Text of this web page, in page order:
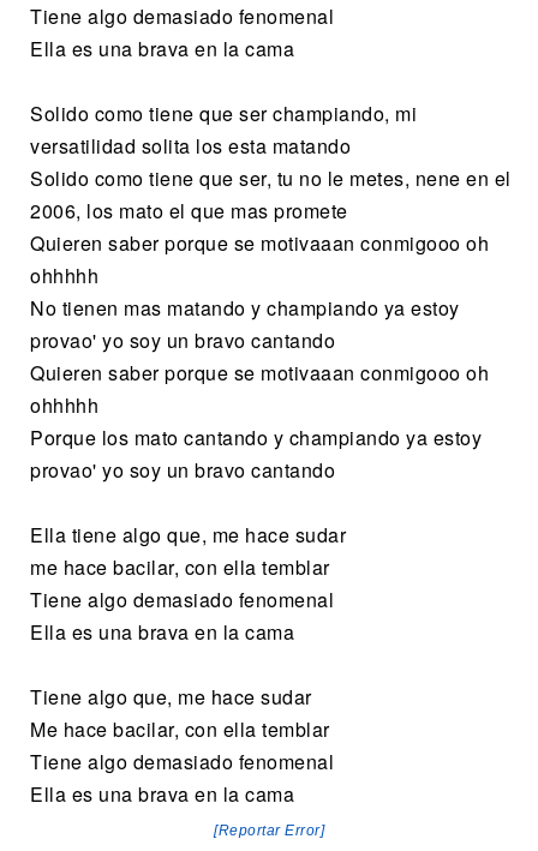
Tiene algo demasiado fenomenal
Ella es una brava en la cama
Solido como tiene que ser champiando, mi
versatilidad solita los esta matando
Solido como tiene que ser, tu no le metes, nene en el
2006, los mato el que mas promete
Quieren saber porque se motivaaan conmigooo oh
ohhhhh
No tienen mas matando y champiando ya estoy
provao' yo soy un bravo cantando
Quieren saber porque se motivaaan conmigooo oh
ohhhhh
Porque los mato cantando y champiando ya estoy
provao' yo soy un bravo cantando
Ella tiene algo que, me hace sudar
me hace bacilar, con ella temblar
Tiene algo demasiado fenomenal
Ella es una brava en la cama
Tiene algo que, me hace sudar
Me hace bacilar, con ella temblar
Tiene algo demasiado fenomenal
Ella es una brava en la cama
[Reportar Error]